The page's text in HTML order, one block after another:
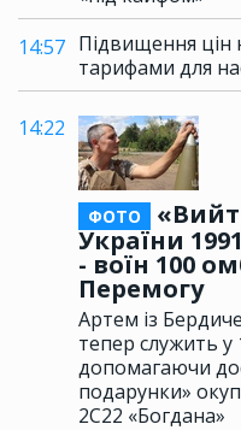
14:57 Підвищення цін
тарифами для
14:22
ФОТО
України
- воїн 100
Перемогу
Артем із
тепер служить у
допомагаючи
подарунки»
2С22 «Богдана»